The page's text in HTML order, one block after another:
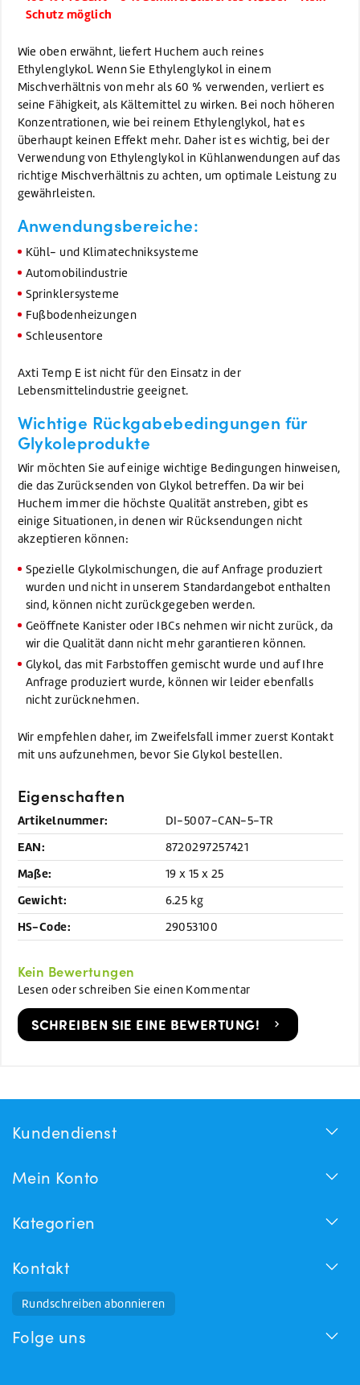
Schutz möglich
Wie oben erwähnt, liefert Huchem auch reines
Ethylenglykol. Wenn Sie Ethylenglykol in einem
Mischverhältnis von mehr als 60 % verwenden, verliert es
seine Fähigkeit, als Kältemittel zu wirken. Bei noch höheren
Konzentrationen, wie bei reinem Ethylenglykol, hat es
überhaupt keinen Effekt mehr. Daher ist es wichtig, bei der
Verwendung von Ethylenglykol in Kühlanwendungen auf das
richtige Mischverhältnis zu achten, um optimale Leistung zu
gewährleisten.
Anwendungsbereiche:
Kühl- und Klimatechniksysteme
Automobilindustrie
Sprinklersysteme
Fußbodenheizungen
Schleusentore
Axti Temp E ist nicht für den Einsatz in der
Lebensmittelindustrie geeignet.
Wichtige Rückgabebedingungen für
Glykoleprodukte
Wir möchten Sie auf einige wichtige Bedingungen hinweisen,
die das Zurücksenden von Glykol betreffen. Da wir bei
Huchem immer die höchste Qualität anstreben, gibt es
einige Situationen, in denen wir Rücksendungen nicht
akzeptieren können:
Spezielle Glykolmischungen, die auf Anfrage produziert
wurden und nicht in unserem Standardangebot enthalten
sind, können nicht zurückgegeben werden.
Geöffnete Kanister oder IBCs nehmen wir nicht zurück, da
wir die Qualität dann nicht mehr garantieren können.
Glykol, das mit Farbstoffen gemischt wurde und auf Ihre
Anfrage produziert wurde, können wir leider ebenfalls
nicht zurücknehmen.
Wir empfehlen daher, im Zweifelsfall immer zuerst Kontakt
mit uns aufzunehmen, bevor Sie Glykol bestellen.
Eigenschaften
Artikelnummer: DI-5007-CAN-5-TR
EAN: 8720297257421
Maße: 19 x 15 x 25
Gewicht: 6.25 kg
HS-Code: 29053100
Kein Bewertungen
Lesen oder schreiben Sie einen Kommentar
SCHREIBEN SIE EINE BEWERTUNG!
Kundendienst
Mein Konto
Kategorien
Kontakt
Rundschreiben abonnieren
Folge uns